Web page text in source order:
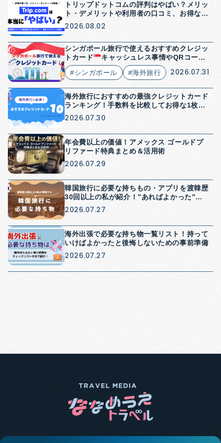
トリップドットコムの評判はやばい？メリッ
ト・デメリットや利用者の口コミ、お得な使
い方を解説
2026.08.02
シンガポール旅行で使えるおすすめクレジッ
トカード
キャッシュレス事情やQRコード
決済についても解説
#シンガポール
#海外旅行 2026.07.31
海外旅行におすすめの最強クレジットカード
ランキング！手数料を比較してお得な1枚を
紹介
2026.07.30
年会費以上の価値！アメックス ゴールドプ
リファード特典まとめ＆活用術
2026.07.29
韓国旅行に必要な持ちもの・アプリを渡韓歴
30回以上の私が紹介！”あればよかった”を
防げる持ち物紹介
2026.07.27
海外出張で必要な持ち物一覧リスト！持って
いけばよかったと後悔しないための事前準備
2026.07.27